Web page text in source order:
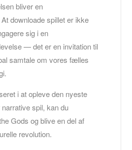
bliver en
downloade spillet er ikke
sig i en
— det er en invitation til
samtale om vores fælles
i at opleve den nyeste
spil, kan du
Gods og blive en del af
revolution.